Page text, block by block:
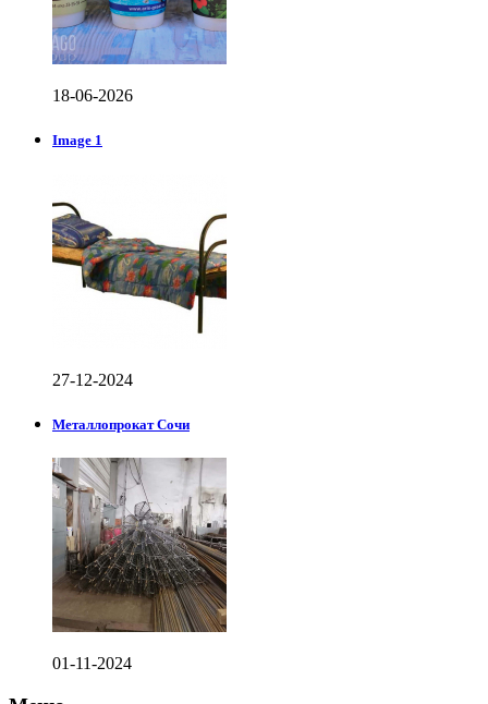
18-06-2026
Image 1
27-12-2024
Металлопрокат Сочи
01-11-2024